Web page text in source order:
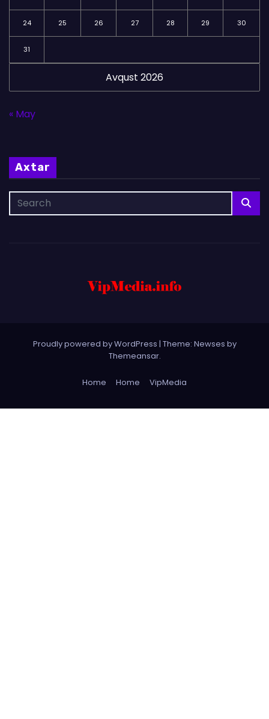
Avqust 2026
24 25 26 27 28 29 30
31
« May
Axtar
Proudly powered by WordPress | Theme: Newses by
Themeansar.
Home Home VipMedia